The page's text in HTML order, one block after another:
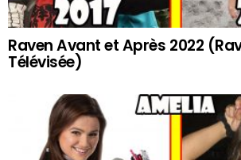
Raven Avant et Après 2022
Télévisée)